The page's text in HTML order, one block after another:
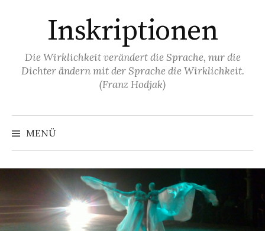
Inskriptionen
Die Wirklichkeit verändert die Sprache, nur die
Dichter ändern mit der Sprache die Wirklichkeit.
(Franz Hodjak)
MENÜ